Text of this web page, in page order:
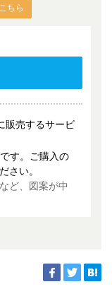
ちら
販売するサービ
です。ご購入の
さい。
ど、図案が中